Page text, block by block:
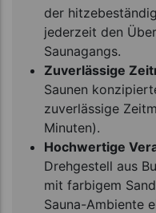
der
jederzeit den
Saunagangs.
Zuverlässige
Saunen
zuverlässige
Minuten).
Hochwertige
Drehgestell aus
mit farbigem
Sauna-Ambiente